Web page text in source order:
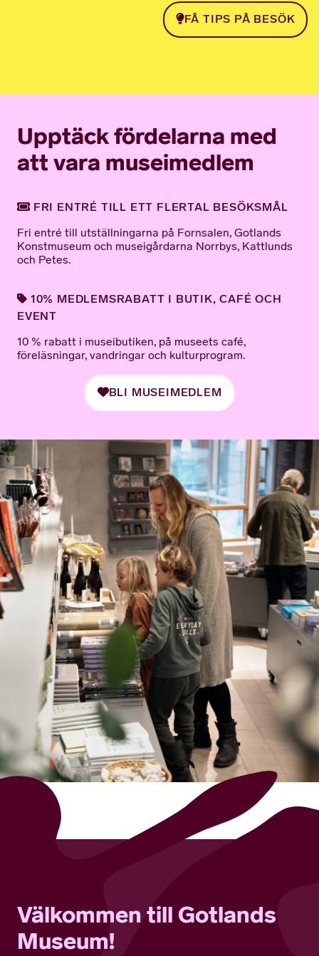
FÅ TIPS PÅ BESÖK
Upptäck fördelarna med
att vara museimedlem
FRI ENTRÉ TILL ETT FLERTAL BESÖKSMÅL
Fri entré till utställningarna på Fornsalen, Gotlands
Konstmuseum och museigårdarna Norrbys, Kattlunds
och Petes.
10% MEDLEMSRABATT I BUTIK, CAFÉ OCH
EVENT
10 % rabatt i museibutiken, på museets café,
föreläsningar, vandringar och kulturprogram.
BLI MUSEIMEDLEM
Välkommen till Gotlands
Museum!